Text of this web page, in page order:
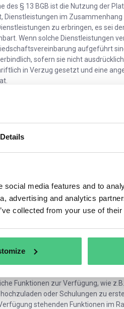
Details
media features and to
advertising and analytics
collected from your use of
des § 13 BGB ist die Nutzung der
Dienstleistungen im
zu erbringen, es sei
Wenn solche Dienstleistungen
aufgeführt
sofern sie nicht
in Verzug gesetzt und eine
Die Plattform erleichtert die
und bietet Möglichkeiten zur
Die Plattform ist nicht als
um separate vertragliche
im Zusammenhang mit
Vernetzung und der
und Zusammenarbeit (z. B.
(ii) Vernetzung und
Peers, Organisation von
Funktionalitäten für Teilnehmer
können für Teilnehmer und
und Funktionen wider. Während die
für den Zugriff auf ESG-
Funktionen zur Verfügung, wie
oder Schulungen zu
stehenden Funktionen im